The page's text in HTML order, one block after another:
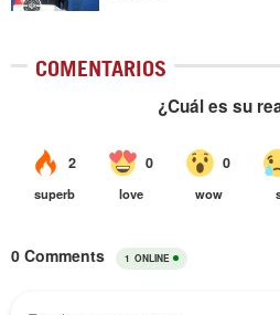
COMENTARIOS